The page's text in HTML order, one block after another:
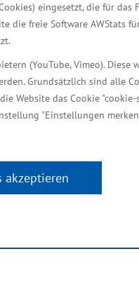
eingesetzt, die für das
die freie Software AWStats
(YouTube, Vimeo). Diese
Grundsätzlich sind alle
Website das Cookie "cookie-
"Einstellungen
akzeptieren
in
für Studierende
mit
Vordenker aus
bringt
vor Ort.